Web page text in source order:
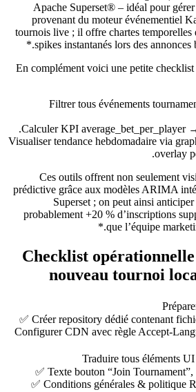
Apache Superset® – idéal pour
provenant du moteur événementiel
tournois live ; il offre chartes temporelles
spikes instantanés lors des annonces
En complément voici une petite
Filtrer tous événements
Calculer KPI average_bet_per_player→
.
Visualiser tendance hebdomadaire via
overlay
.
Ces outils offrent non seulement
prédictive grâce aux modèles ARIMA
Superset ; on peut ainsi
probablement +20 % d’inscriptions
que l’équipe
Checklist
nouveau tournoi
Accept-